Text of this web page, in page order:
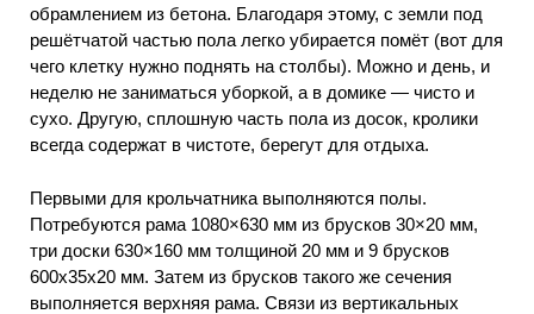
обрамлением из бетона. Благодаря этому, с земли под
решётчатой частью пола легко убирается помёт (вот для
чего клетку нужно поднять на столбы). Можно и день, и
неделю не заниматься уборкой, а в домике — чисто и
сухо. Другую, сплошную часть пола из досок, кролики
всегда содержат в чистоте, берегут для отдыха.
Первыми для крольчатника выполняются полы.
Потребуются рама 1080×630 мм из брусков 30×20 мм,
три доски 630×160 мм толщиной 20 мм и 9 брусков
600x35x20 мм. Затем из брусков такого же сечения
выполняется верхняя рама. Связи из вертикальных